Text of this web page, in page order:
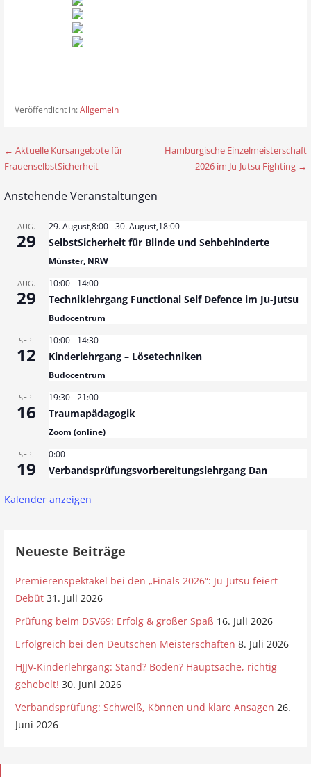
Veröffentlicht in:Allgemein
B
i
t
n
← Aktuelle Kursangebote für
FrauenselbstSicherheit
Hamburgische Einzelmeisterschaft
2026 im Ju-Jutsu Fighting →
Anstehende Veranstaltungen
AUG.
29
29. August,8:00-30. August,18:00
SelbstSicherheit für Blinde und Sehbehinderte
Münster, NRW
AUG.
29
10:00- 14:00
Techniklehrgang Functional Self Defence im Ju-Jutsu
Budocentrum
SEP.
12
10:00- 14:30
Kinderlehrgang – Lösetechniken
Budocentrum
SEP.
16
19:30-21:00
Traumapädagogik
Zoom (online)
SEP.
19
0:00
Verbandsprüfungsvorbereitungslehrgang Dan
Kalender anzeigen
Neueste Beiträge
Premierenspektakel bei den „Finals 2026“: Ju-Jutsu feiert
Debüt 31. Juli 2026
Prüfung beim DSV69: Erfolg & großer Spaß 16. Juli 2026
Erfolgreich bei den Deutschen Meisterschaften 8. Juli 2026
HJJV-Kinderlehrgang: Stand? Boden? Hauptsache, richtig
gehebelt! 30. Juni 2026
Verbandsprüfung: Schweiß, Können und klare Ansagen 26.
Juni 2026